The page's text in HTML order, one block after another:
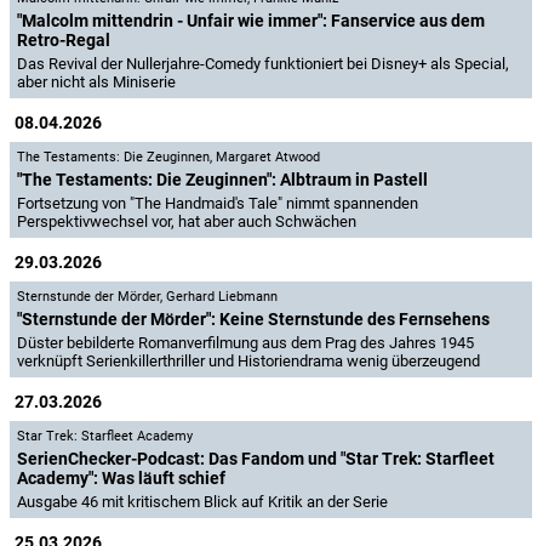
"Malcolm mittendrin - Unfair wie immer": Fanservice aus dem
Retro-Regal
Das Revival der Nullerjahre-Comedy funktioniert bei Disney+ als Special,
aber nicht als Miniserie
08.04.2026
The Testaments: Die Zeuginnen, Margaret Atwood
"The Testaments: Die Zeuginnen": Albtraum in Pastell
Fortsetzung von "The Handmaid's Tale" nimmt spannenden
Perspektivwechsel vor, hat aber auch Schwächen
29.03.2026
Sternstunde der Mörder, Gerhard Liebmann
"Sternstunde der Mörder": Keine Sternstunde des Fernsehens
Düster bebilderte Romanverfilmung aus dem Prag des Jahres 1945
verknüpft Serienkillerthriller und Historiendrama wenig überzeugend
27.03.2026
Star Trek: Starfleet Academy
SerienChecker-Podcast: Das Fandom und "Star Trek: Starfleet
Academy": Was läuft schief
Ausgabe 46 mit kritischem Blick auf Kritik an der Serie